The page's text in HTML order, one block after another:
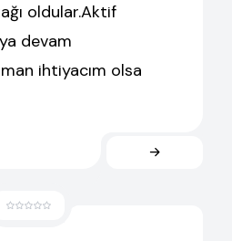
oldular.Aktif
devam
ihtiyacım olsa